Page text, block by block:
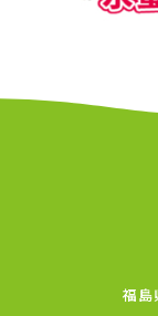
福島